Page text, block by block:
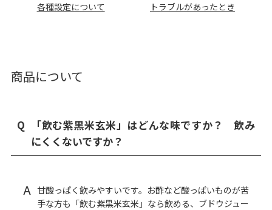
各種設定について
トラブルがあったとき
商品について
Q
「飲む紫黒米玄米」はどんな味ですか？ 飲み
にくくないですか？
A 甘酸っぱく飲みやすいです。お酢など酸っぱいものが苦
手な方も「飲む紫黒米玄米」なら飲める、ブドウジュー